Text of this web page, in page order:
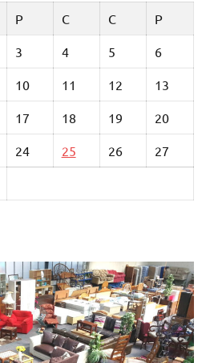
P C C P
3 4 5 6
10 11 12 13
17 18 19 20
24 25 26 27